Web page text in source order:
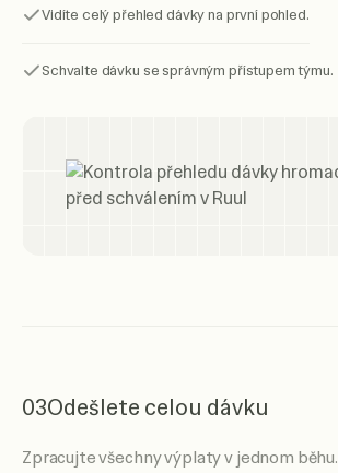
Vidíte celý přehled dávky na první pohled.
Schvalte dávku se správným přístupem týmu.
03Odešlete celou dávku
Zpracujte všechny výplaty v jednom běhu.